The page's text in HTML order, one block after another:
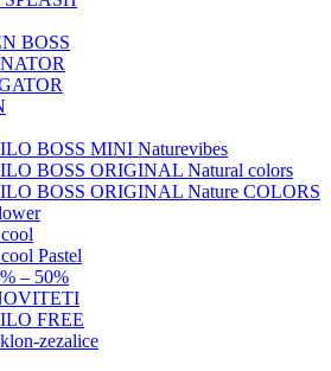
BOSS
BOSS MINI Naturevibes
BOSS ORIGINAL Natural colors
BOSS ORIGINAL Nature COLORS
Pastel
– 50%
FREE
zezalice